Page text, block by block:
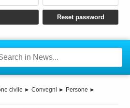
civile ► Convegni ► Persone ►